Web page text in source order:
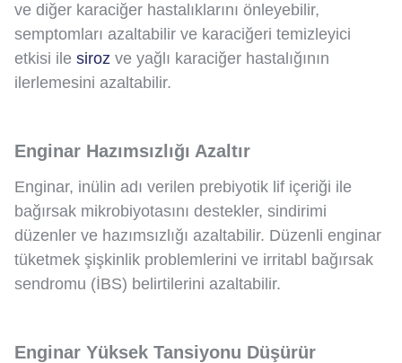
ve diğer karaciğer hastalıklarını önleyebilir,
semptomları azaltabilir ve karaciğeri temizleyici
etkisi ile siroz ve yağlı karaciğer hastalığının
ilerlemesini azaltabilir.
Enginar Hazımsızlığı Azaltır
Enginar, inülin adı verilen prebiyotik lif içeriği ile
bağırsak mikrobiyotasını destekler, sindirimi
düzenler ve hazımsızlığı azaltabilir. Düzenli enginar
tüketmek şişkinlik problemlerini ve irritabl bağırsak
sendromu (İBS) belirtilerini azaltabilir.
Enginar Yüksek Tansiyonu Düşürür